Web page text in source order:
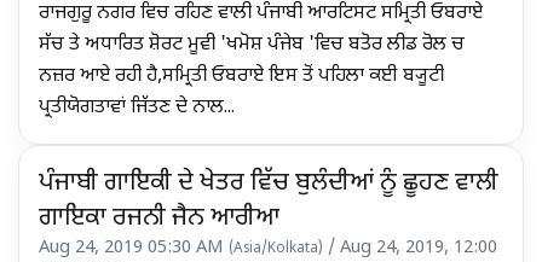
ਰਾਜਗੁਰੂ ਨਗਰ ਵਿਚ ਰਹਿਣ ਵਾਲੀ ਪੰਜਾਬੀ ਆਰਟਿਸਟ ਸਮ੍ਰਿਤੀ ਓਬਰਾਏ
ਸੱਚ ਤੇ ਅਧਾਰਿਤ ਸ਼ੋਰਟ ਮੂਵੀ 'ਖਮੋਸ਼ ਪੰਜੇਬ 'ਵਿਚ ਬਤੋਰ ਲੀਡ ਰੋਲ ਚ
ਨਜ਼ਰ ਆਏ ਰਹੀ ਹੈ,ਸਮ੍ਰਿਤੀ ਓਬਰਾਏ ਇਸ ਤੋਂ ਪਹਿਲਾ ਕਈ ਬ੍ਯੂਟੀ
ਪ੍ਰਤੀਯੋਗਤਾਵਾਂ ਜਿੱਤਣ ਦੇ ਨਾਲ...
ਪੰਜਾਬੀ ਗਾਇਕੀ ਦੇ ਖੇਤਰ ਵਿੱਚ ਬੁਲੰਦੀਆਂ ਨੂੰ ਛੂਹਣ ਵਾਲੀ
ਗਾਇਕਾ ਰਜਨੀ ਜੈਨ ਆਰੀਆ
Aug 24, 2019 05:30 AM (Asia/Kolkata) / Aug 24, 2019, 12:00